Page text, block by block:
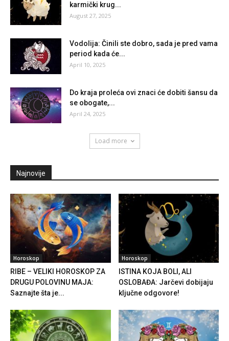
karmički krug...
August 27, 2025
Vodolija: Činili ste dobro, sada je pred vama
period kada će...
April 10, 2025
Do kraja proleća ovi znaci će dobiti šansu da
se obogate,...
April 24, 2025
Load more
Najnovije
Horoskop
RIBE – VELIKI HOROSKOP ZA
DRUGU POLOVINU MAJA:
Saznajte šta je...
Horoskop
ISTINA KOJA BOLI, ALI
OSLOBAĐA: Jarčevi dobijaju
ključne odgovore!